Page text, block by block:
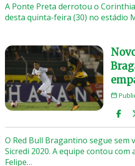
A Ponte Preta derrotou o
desta quinta-feira (30) no estádio
O Red Bull Bragantino segue sem
Sicredi 2020. A equipe contou com
Felipe…